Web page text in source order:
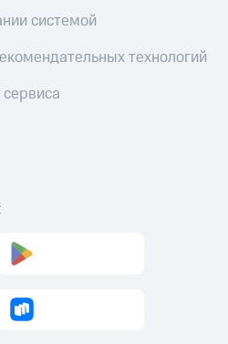
системой
технологий